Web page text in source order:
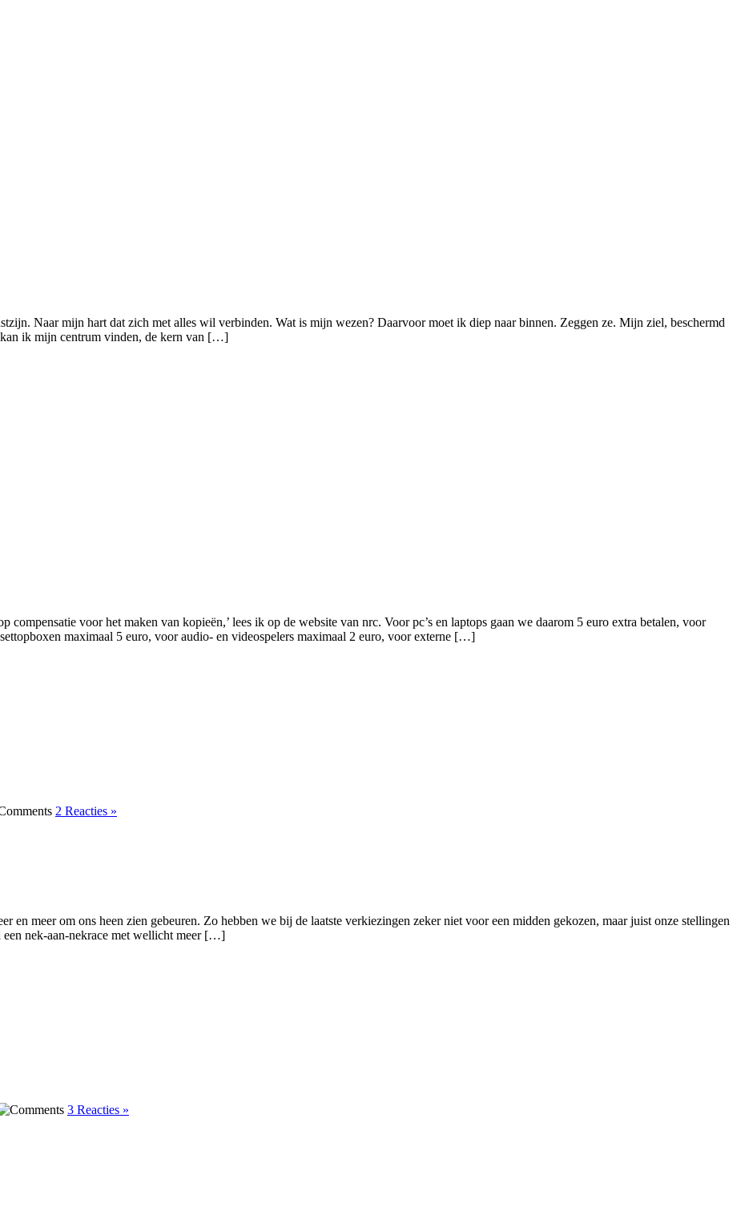
Naar mijn hart dat zich met alles wil verbinden. Wat is mijn wezen? Daarvoor moet ik diep naar binnen. Zeggen ze. Mijn ziel, beschermd
ik mijn centrum vinden, de kern van […]
compensatie voor het maken van kopieën,’ lees ik op de website van nrc. Voor pc’s en laptops gaan we daarom 5 euro extra betalen, voor
maximaal 5 euro, voor audio- en videospelers maximaal 2 euro, voor externe […]
2 Reacties »
en meer om ons heen zien gebeuren. Zo hebben we bij de laatste verkiezingen zeker niet voor een midden gekozen, maar juist onze stellingen
een nek-aan-nekrace met wellicht meer […]
3 Reacties »